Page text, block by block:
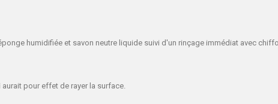
humidifiée et savon neutre liquide suivi d'un rinçage immédiat avec
pour effet de rayer la surface.